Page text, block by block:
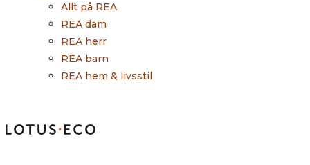
Allt på REA
REA dam
REA herr
REA barn
REA hem & livsstil